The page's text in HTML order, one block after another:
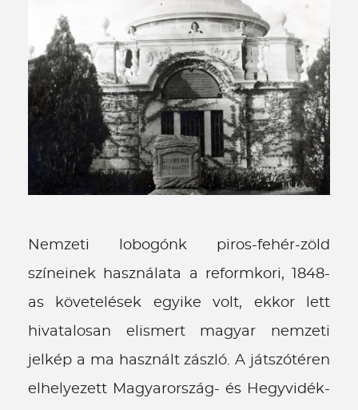
Nemzeti lobogónk piros-fehér-zöld
színeinek használata a reformkori, 1848-
as követelések egyike volt, ekkor lett
hivatalosan elismert magyar nemzeti
jelkép a ma használt zászló. A játszótéren
elhelyezett Magyarország- és Hegyvidék-